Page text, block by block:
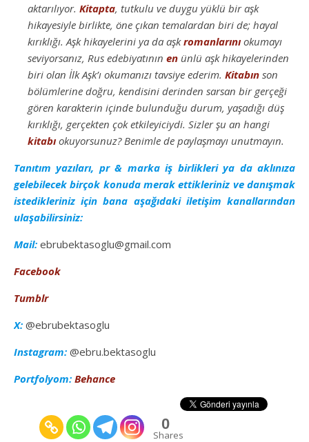
aktarılıyor. Kitapta, tutkulu ve duygu yüklü bir aşk
hikayesiyle birlikte, öne çıkan temalardan biri de; hayal
kırıklığı. Aşk hikayelerini ya da aşkromanlarınıokumayı
seviyorsanız, Rus edebiyatının en ünlü aşk hikayelerinden
biri olan İlk Aşk’ı okumanızı tavsiye ederim. Kitabın son
bölümlerine doğru, kendisini derinden sarsan bir gerçeği
gören karakterin içinde bulunduğu durum, yaşadığı düş
kırıklığı, gerçekten çok etkileyiciydi. Sizler şu an hangi
kitabıokuyorsunuz? Benimle de paylaşmayı unutmayın.
Tanıtım yazıları, pr & marka iş birlikleri ya da aklınıza
gelebilecek birçok konuda merak ettikleriniz ve danışmak
istedikleriniz için bana aşağıdaki iletişim kanallarından
ulaşabilirsiniz:
Mail: ebrubektasoglu@gmail.com
Facebook
Tumblr
X: @ebrubektasoglu
Instagram: @ebru.bektasoglu
Portfolyom: Behance
0
Shares